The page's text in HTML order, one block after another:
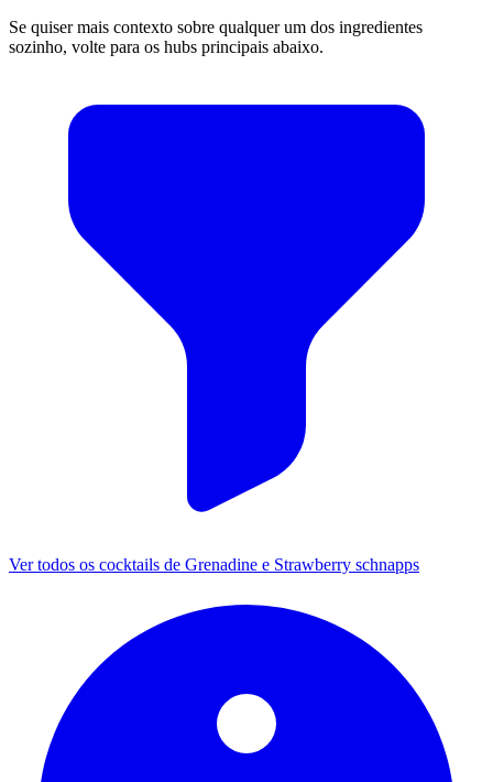
Se quiser mais contexto sobre qualquer um dos ingredientes
sozinho, volte para os hubs principais abaixo.
Ver todos os cocktails de Grenadine e Strawberry schnapps